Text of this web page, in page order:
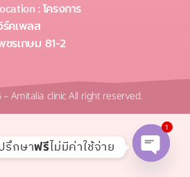
:โครงการ
ร์คเพลส
ชรเกษม 81-2
Amitalia clinic All right reserved.
รึกษาฟรีไม่มีค่าใช้จ่าย
Open
1